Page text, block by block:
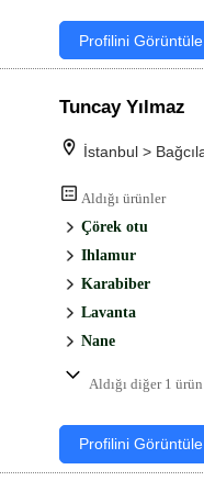
Profilini Görüntüle
Tuncay Yılmaz
İstanbul >
Aldığı ürünler
Çörek otu
Ihlamur
Karabiber
Lavanta
Nane
Aldığı diğer 1 ürün
Profilini Görüntüle